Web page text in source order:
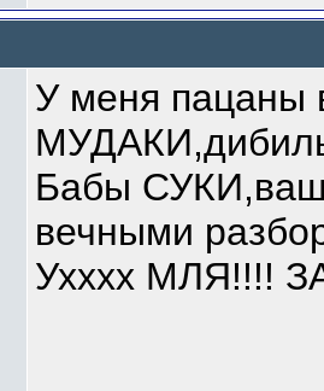
У меня
Бабы
вечными
Ухххх МЛЯ!!!!